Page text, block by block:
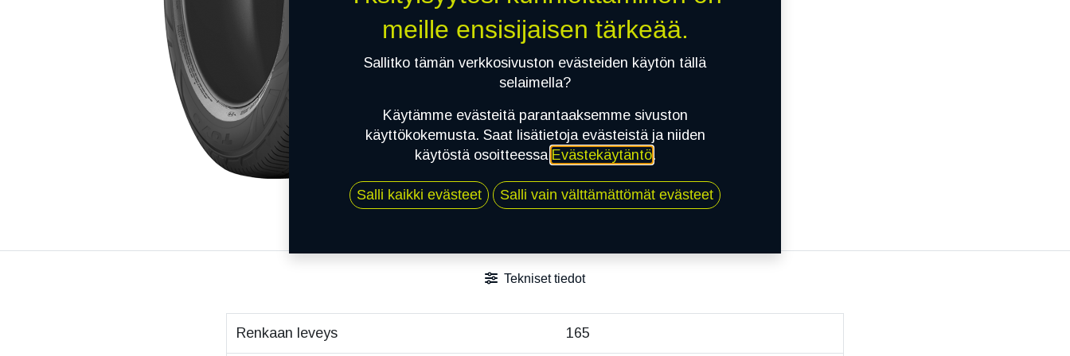
Jaa
Toimitusehdot
Tekniset tiedot
Renkaan leveys 165
meille ensisijaisen tärkeää.
Sallitko tämän verkkosivuston evästeiden käytön tällä
selaimella?
Käytämme evästeitä parantaaksemme sivuston
käyttökokemusta. Saat lisätietoja evästeistä ja niiden
käytöstä osoitteessa Evästekäytäntö.
Salli kaikki evästeet Salli vain välttämättömät evästeet